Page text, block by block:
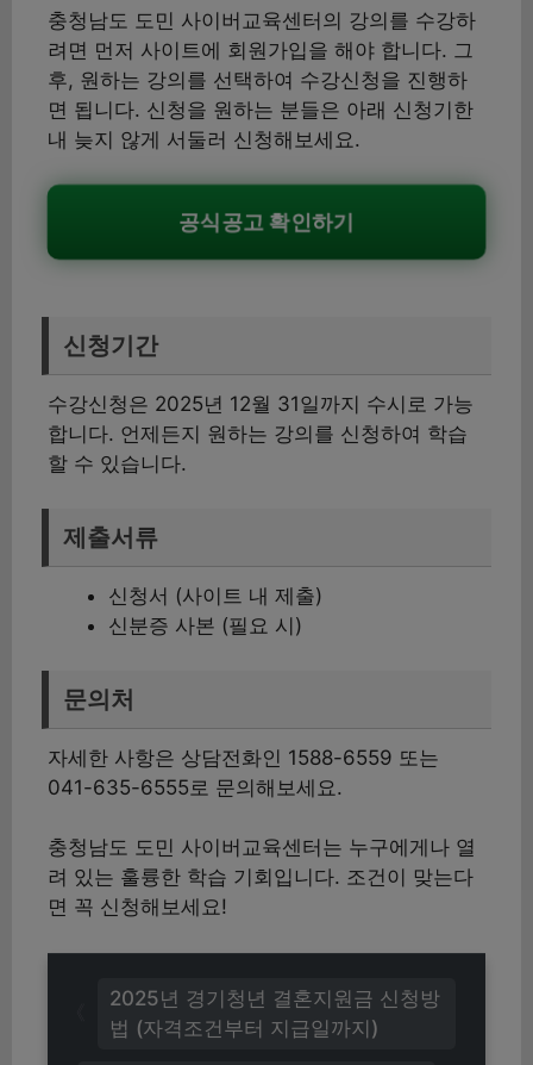
충청남도 도민 사이버교육센터의 강의를 수강하
려면 먼저 사이트에 회원가입을 해야 합니다. 그
후, 원하는 강의를 선택하여 수강신청을 진행하
면 됩니다. 신청을 원하는 분들은 아래 신청기한
내 늦지 않게 서둘러 신청해보세요.
공식공고 확인하기
신청기간
수강신청은 2025년 12월 31일까지 수시로 가능
합니다. 언제든지 원하는 강의를 신청하여 학습
할 수 있습니다.
제출서류
신청서 (사이트 내 제출)
신분증 사본 (필요 시)
문의처
자세한 사항은 상담전화인 1588-6559 또는
041-635-6555로 문의해보세요.
충청남도 도민 사이버교육센터는 누구에게나 열
려 있는 훌륭한 학습 기회입니다. 조건이 맞는다
면 꼭 신청해보세요!
2025년 경기청년 결혼지원금 신청방
법 (자격조건부터 지급일까지)